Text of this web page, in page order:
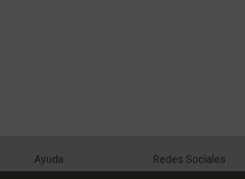
Ayuda Redes Sociales